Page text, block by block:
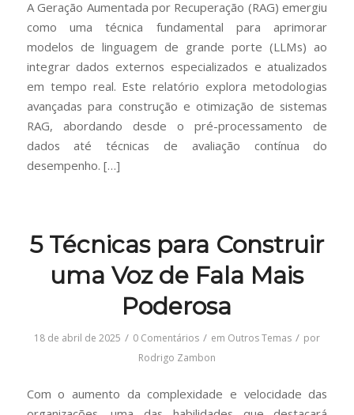
A Geração Aumentada por Recuperação (RAG) emergiu
como uma técnica fundamental para aprimorar
modelos de linguagem de grande porte (LLMs) ao
integrar dados externos especializados e atualizados
em tempo real. Este relatório explora metodologias
avançadas para construção e otimização de sistemas
RAG, abordando desde o pré-processamento de
dados até técnicas de avaliação contínua do
desempenho. […]
5 Técnicas para Construir
uma Voz de Fala Mais
Poderosa
18 de abril de 2025 / 0 Comentários / em Outros Temas / por
Rodrigo Zambon
Com o aumento da complexidade e velocidade das